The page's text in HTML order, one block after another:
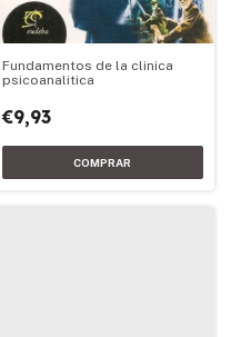
Fundamentos de la clinica
psicoanalitica
€9,93